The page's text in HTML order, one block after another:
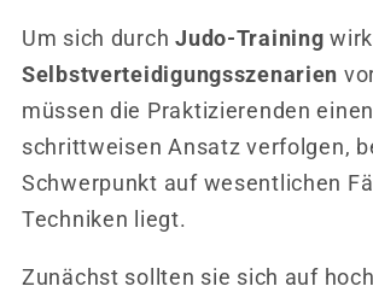
Um sich durchJudo-Training
Selbstverteidigungsszenarien
müssen die Praktizierenden einen
schrittweisen Ansatz verfolgen,
Schwerpunkt auf wesentlichen
Techniken liegt.
Zunächst sollten sie sich auf